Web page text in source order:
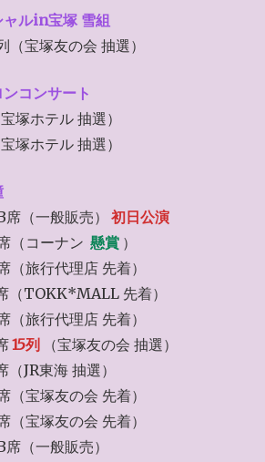
ャルin宝塚 雪組
宝塚友の会 抽選）
コンサート
ホテル 抽選）
ホテル 抽選）
（一般販売）
初日公演
コーナン 懸賞 ）
旅行代理店 先着）
TOKK*MALL 先着）
旅行代理店 先着）
15列
（宝塚友の会 抽選）
JR東海 抽選）
宝塚友の会 先着）
宝塚友の会 先着）
（一般販売）